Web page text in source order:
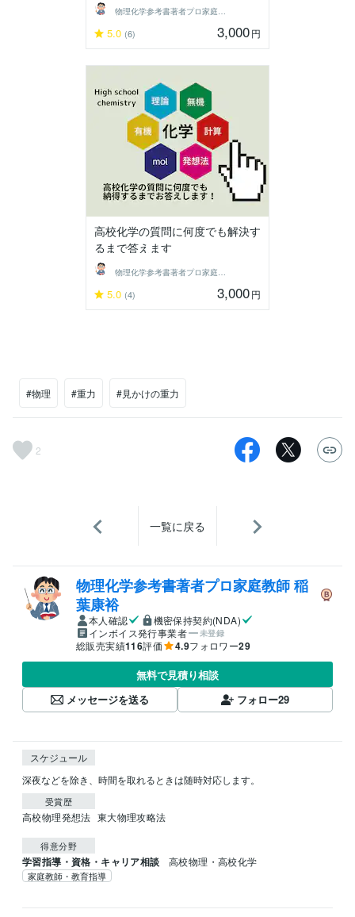
物理化学参考書著者プロ家庭教師 稲葉康裕
5.0 (6) 3,000円
高校化学の質問に何度でも解決す
るまで答えます
5.0 (4) 3,000円
#物理 #重力 #見かけの重力
2
一覧に戻る
物理化学参考書著者プロ家庭教師 稲
葉康裕
本人確認
機密保持契約(NDA)
インボイス発行事業者
未登録
総販売実績116評価 4.9フォロワー29
無料で見積り相談
メッセージを送る
フォロー29
スケジュール
深夜などを除き、時間を取れるときは随時対応します。
受賞歴
高校物理発想法 東大物理攻略法
得意分野
学習指導・資格・キャリア相談 高校物理・高校化学
家庭教師・教育指導